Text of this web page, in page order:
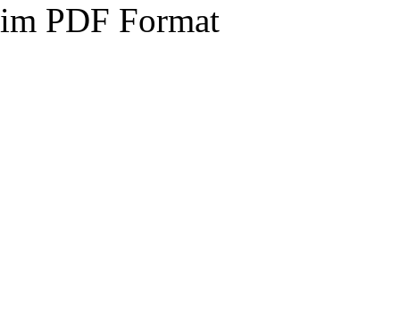
im PDF Format